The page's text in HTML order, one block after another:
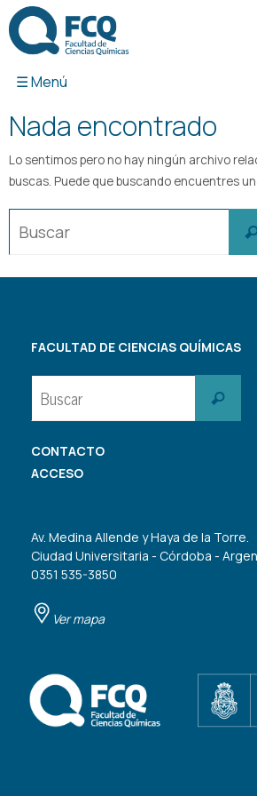
contenido
Nada encontrado
Lo sentimos pero no hay ningún archivo
buscas. Puede que buscando encuentres
FACULTAD DE CIENCIAS QUÍMICAS
Buscar
CONTACTO
ACCESO
Av. Medina Allende y Haya de la Torre.
Ciudad Universitaria - Córdoba -
0351 535-3850
Ver mapa